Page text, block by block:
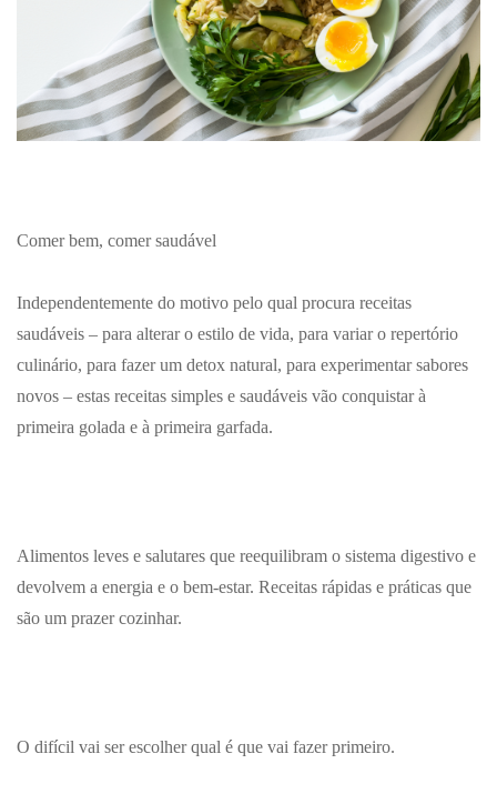
Comer bem, comer saudável
Independentemente do motivo pelo qual procura receitas
saudáveis – para alterar o estilo de vida, para variar o repertório
culinário, para fazer um detox natural, para experimentar sabores
novos – estas receitas simples e saudáveis vão conquistar à
primeira golada e à primeira garfada.
Alimentos leves e salutares que reequilibram o sistema digestivo e
devolvem a energia e o bem-estar. Receitas rápidas e práticas que
são um prazer cozinhar.
O difícil vai ser escolher qual é que vai fazer primeiro.